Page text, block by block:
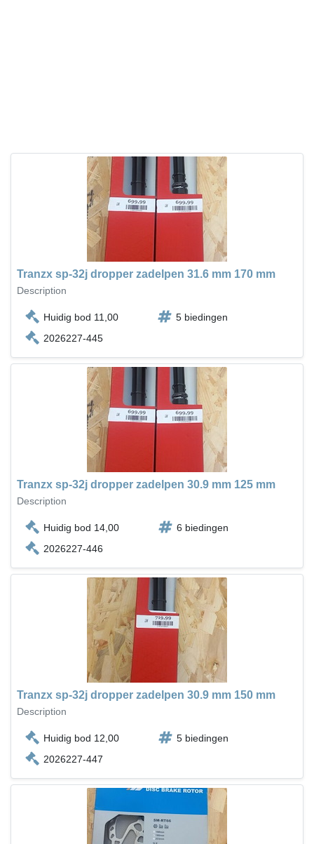
Tranzx sp-32j dropper zadelpen 31.6 mm 170 mm
Description
Huidig bod 11,00
5 biedingen
2026227-445
Tranzx sp-32j dropper zadelpen 30.9 mm 125 mm
Description
Huidig bod 14,00
6 biedingen
2026227-446
Tranzx sp-32j dropper zadelpen 30.9 mm 150 mm
Description
Huidig bod 12,00
5 biedingen
2026227-447